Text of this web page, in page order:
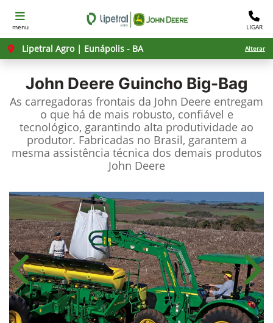
menu LIGAR
Lipetral Agro | Eunápolis - BA Alterar
John Deere Guincho Big-Bag
As carregadoras frontais da John Deere entregam
o que há de mais robusto, confiável e
tecnológico, garantindo alta produtividade ao
produtor. Fabricadas no Brasil, garantem a
mesma assistência técnica dos demais produtos
John Deere
Anterior